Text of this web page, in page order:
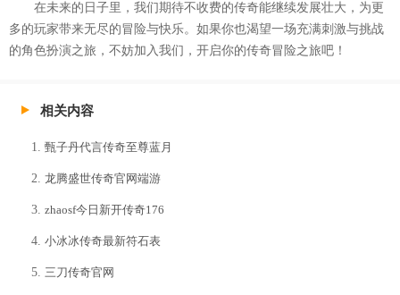
在未来的日子里，我们期待不收费的传奇能继续发展壮大，为更
多的玩家带来无尽的冒险与快乐。如果你也渴望一场充满刺激与挑战
的角色扮演之旅，不妨加入我们，开启你的传奇冒险之旅吧！
相关内容
甄子丹代言传奇至尊蓝月
龙腾盛世传奇官网端游
zhaosf今日新开传奇176
小冰冰传奇最新符石表
三刀传奇官网